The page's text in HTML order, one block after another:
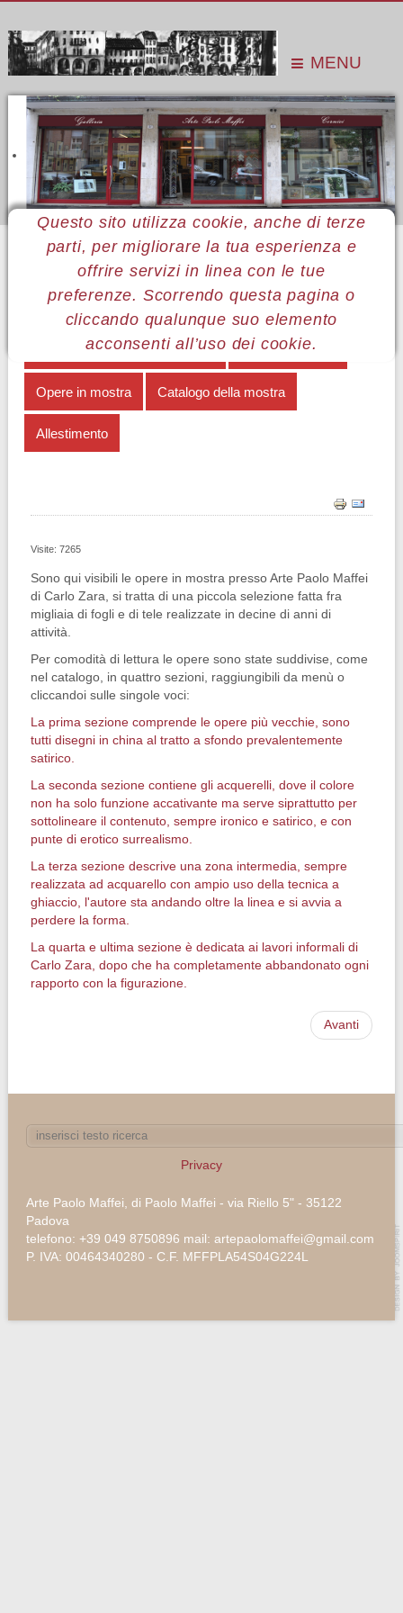
MENU
Questo sito utilizza cookie, anche di terze
parti, per migliorare la tua esperienza e
offrire servizi in linea con le tue
preferenze. Scorrendo questa pagina o
cliccando qualunque suo elemento
acconsenti all’uso dei cookie.
Sei qui: Home Le mostre Mostre 2017
Carlo Zara
Opere in mostra
MENÙ CARLO ZARA
Dal segno alla sua scomparsa Note biografiche
Opere in mostra Catalogo della mostra
Allestimento
Visite: 7265
Sono qui visibili le opere in mostra presso Arte Paolo Maffei
di Carlo Zara, si tratta di una piccola selezione fatta fra
migliaia di fogli e di tele realizzate in decine di anni di
attività.
Per comodità di lettura le opere sono state suddivise, come
nel catalogo, in quattro sezioni, raggiungibili da menù o
cliccandoi sulle singole voci:
La prima sezione comprende le opere più vecchie, sono
tutti disegni in china al tratto a sfondo prevalentemente
satirico.
La seconda sezione contiene gli acquerelli, dove il colore
non ha solo funzione accativante ma serve siprattutto per
sottolineare il contenuto, sempre ironico e satirico, e con
punte di erotico surrealismo.
La terza sezione descrive una zona intermedia, sempre
realizzata ad acquarello con ampio uso della tecnica a
ghiaccio, l'autore sta andando oltre la linea e si avvia a
perdere la forma.
La quarta e ultima sezione è dedicata ai lavori informali di
Carlo Zara, dopo che ha completamente abbandonato ogni
rapporto con la figurazione.
Avanti
Privacy
Arte Paolo Maffei, di Paolo Maffei - via Riello 5" - 35122
Padova
telefono: +39 049 8750896 mail: artepaolomaffei@gmail.com
P. IVA: 00464340280 - C.F. MFFPLA54S04G224L